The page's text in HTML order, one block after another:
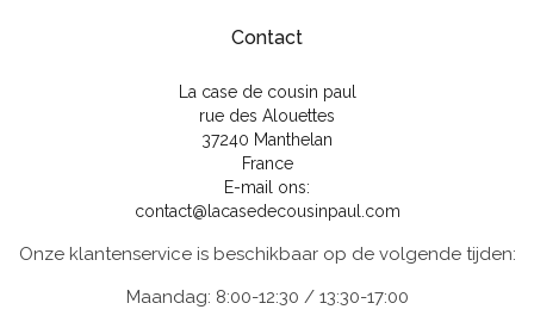
Contact
La case de cousin paul
rue des Alouettes
37240 Manthelan
France
E-mail ons:
contact@lacasedecousinpaul.com
Onze klantenservice is beschikbaar op de volgende tijden:
Maandag: 8:00-12:30 / 13:30-17:00